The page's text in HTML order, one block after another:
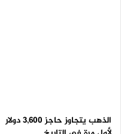
الذهب يتجاوز حاجز 3,600 دولار